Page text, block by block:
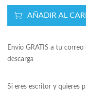
AÑADIR AL
Envío GRATIS a tu
descarga
Si eres escritor y quieres